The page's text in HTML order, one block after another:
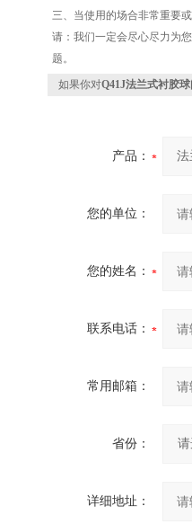
三、当使用的场合非常重要
请：我们一定会尽心尽力为
题。
如果你对Q41J法兰式衬胶
产品：
您的单位：
您的姓名：
联系电话：
常用邮箱：
省份：
详细地址：